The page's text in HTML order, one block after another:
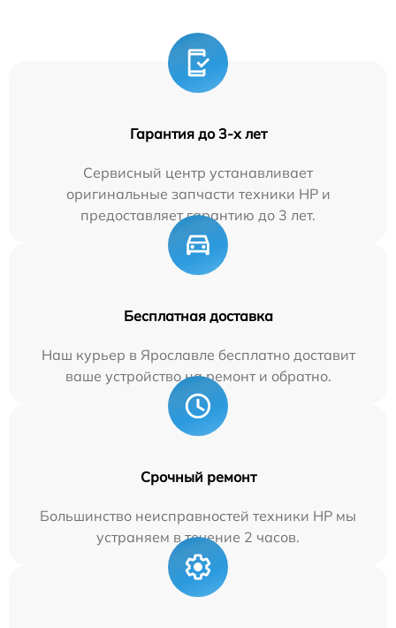
Гарантия до 3-х лет
Сервисный центр устанавливает
оригинальные запчасти техники HP и
предоставляет гарантию до 3 лет.
Бесплатная доставка
Наш курьер в Ярославле бесплатно доставит
ваше устройство на ремонт и обратно.
Срочный ремонт
Большинство неисправностей техники HP мы
устраняем в течение 2 часов.